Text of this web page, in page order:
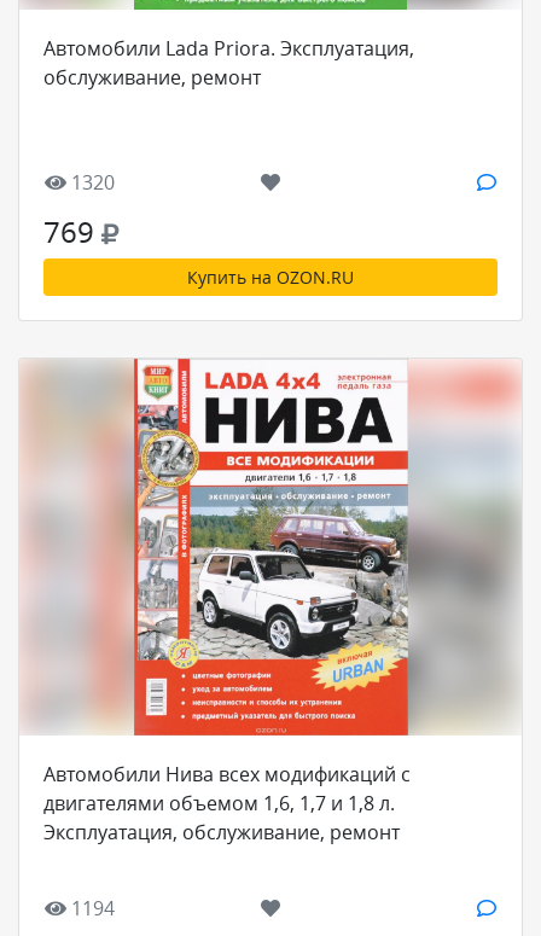
Автомобили Lada Priora. Эксплуатация,
обслуживание, ремонт
1320
769
Купить на OZON.RU
Автомобили Нива всех модификаций с
двигателями объемом 1,6, 1,7 и 1,8 л.
Эксплуатация, обслуживание, ремонт
1194